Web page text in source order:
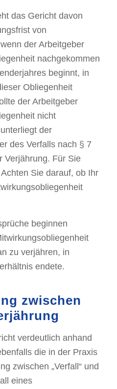
das Gericht davon
von
der Arbeitgeber
nachgekommen
beginnt, in
Obliegenheit
der Arbeitgeber
nicht
der
des Verfalls nach § 7
Verjährung. Für Sie
Sie darauf, ob Ihr
beginnen
zu verjähren, in
endete.
zwischen
verdeutlich anhand
die in der Praxis
zwischen „Verfall“ und
eines